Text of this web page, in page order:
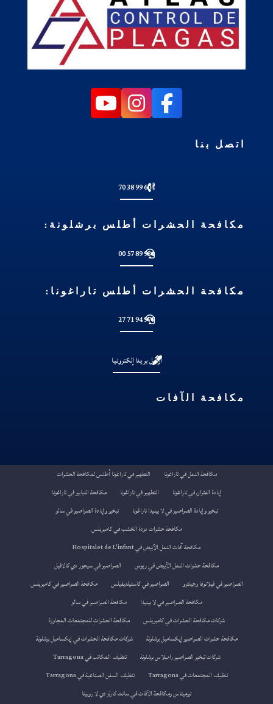
اتصل بنا
604 99 38 70
مكافحة الحشرات أطلس برشلونة:
931 89 57 00
مكافحة الحشرات أطلس تاراغونا:
977 94 71 27
أرسل بريدا إلكترونيا
مكافحة الآفات
مكافحة النمل في تاراغونا
التطهير في تاراغونا أطلس لمكافحة الحشرات
إبادة الفئران في تاراغونا
التطهير في تاراغونا
مكافحة الدبابير في تاراغونا
تبخير وإبادة الصراصير في لا بينيدا تاراغونا
تبخير وإبادة الصراصير في سالو
مكافحة حشرات دودة الخشب في كامبريلس
مكافحة آفات النمل الأبيض في Hospitalet de L'infant
مكافحة حشرات النمل الأبيض في ريوس
الصراصير في سيجور دي كالافيل
الصراصير في فيلانوفا وجيلترو
الصراصير في كاستيلديفيلس
مكافحة الصراصير في كامبريلس
مكافحة الصراصير في لا بينيدا
مكافحة الصراصير في سالو
شركات مكافحة الحشرات في كامبريلس
مكافحة الحشرات للمجتمعات المجاورة
مكافحة حشرات الصراصير إيكسامبل برشلونة
شركات مكافحة الحشرات في إيكسامبل برشلونة
شركات تبخير الصراصير رامبلاس برشلونة
تنظيف المكاتب في Tarragona
تنظيف المجتمعات في Tarragona
تنظيف السفن الصناعية في Tarragona
تيرميتاس ومكافحة الآفات في سانت كارلز دي لا روبيتا